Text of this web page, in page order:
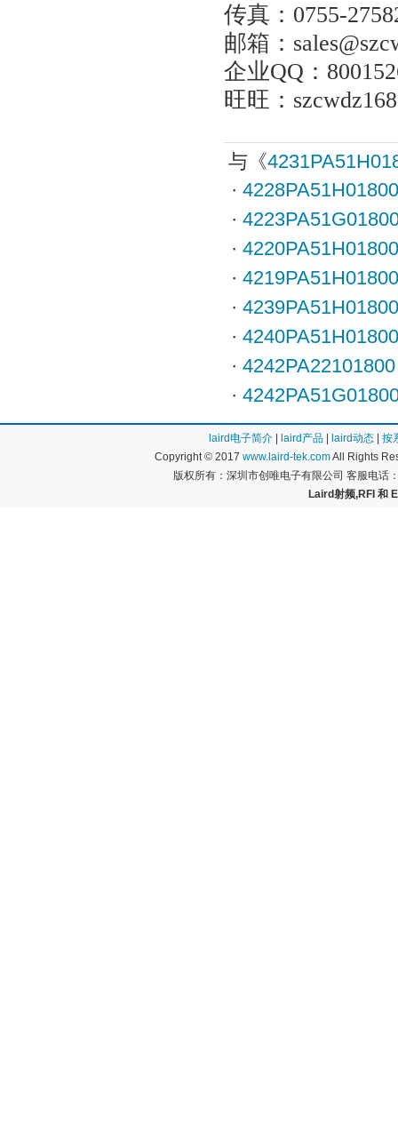
传真： 0755-
邮箱：
企业QQ ：
旺旺：
与《
· 4228PA51H01800
·
· 4220PA51H01800
· 4219PA51H01800
· 4239PA51H01800
· 4240PA51H01800
· 4242PA22101800
·
laird电子简介 laird产品 laird动态
按
Copyright © 2017 www.laird-tek.comAll Rights
版权所有：深圳市创唯电子有限公司 客服电话
Laird射频,RFI 和